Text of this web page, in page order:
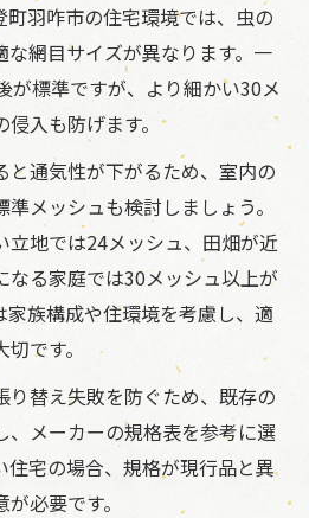
町羽咋市の住宅環境では、虫の
網目サイズが異なります。一
が標準ですが、より細かい30メ
入も防げます。
と通気性が下がるため、室内の
メッシュも検討しましょう。
立地では24メッシュ、田畑が近
なる家庭では30メッシュ以上が
族構成や住環境を考慮し、適
です。
り替え失敗を防ぐため、既存の
、メーカーの規格表を参考に選
住宅の場合、規格が現行品と異
必要です。